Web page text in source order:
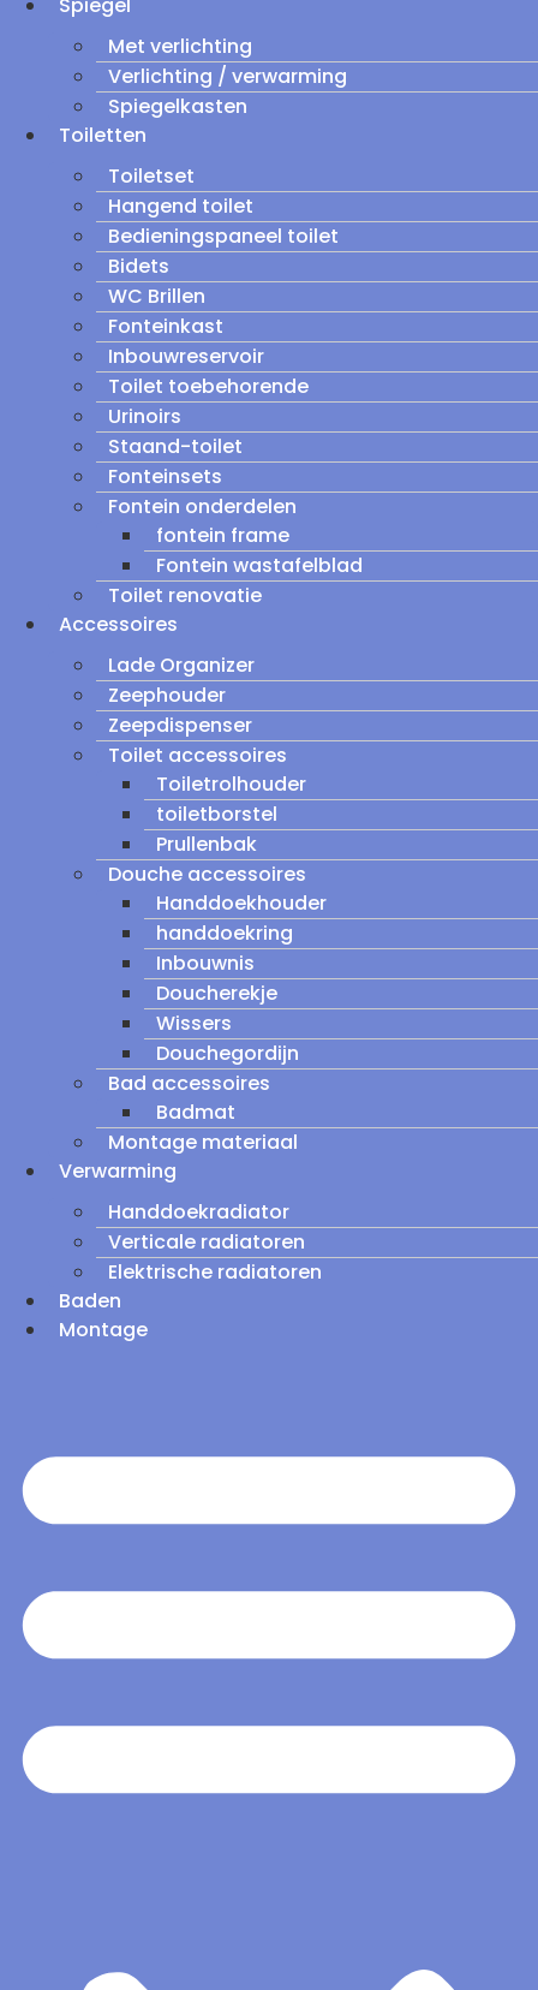
Met verlichting
Verlichting / verwarming
Spiegelkasten
Toiletten
Toiletset
Hangend toilet
Bedieningspaneel toilet
Bidets
WC Brillen
Fonteinkast
Inbouwreservoir
Toilet toebehorende
Urinoirs
Staand-toilet
Fonteinsets
Fontein onderdelen
fontein frame
Fontein wastafelblad
Toilet renovatie
Accessoires
Lade Organizer
Zeephouder
Zeepdispenser
Toilet accessoires
Toiletrolhouder
toiletborstel
Prullenbak
Douche accessoires
Handdoekhouder
handdoekring
Inbouwnis
Doucherekje
Wissers
Douchegordijn
Bad accessoires
Badmat
Montage materiaal
Verwarming
Handdoekradiator
Verticale radiatoren
Elektrische radiatoren
Baden
Montage